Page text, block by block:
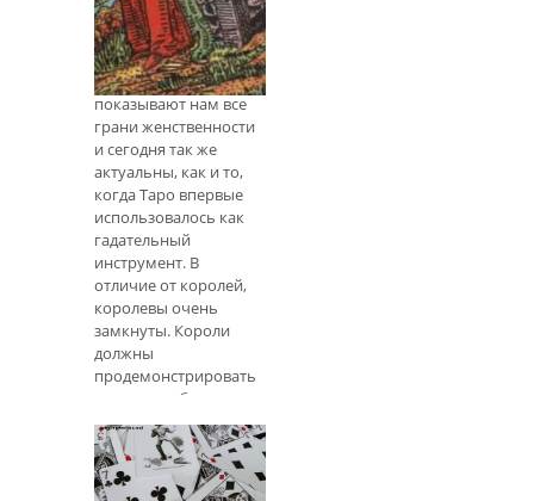
"Земля-Мать"
Королева Таро Куинс
- сложные
персонажи. Они
показывают нам все
грани женственности
и сегодня так же
актуальны, как и то,
когда Таро впервые
использовалось как
гадательный
инструмент. В
отличие от королей,
королевы очень
замкнуты. Короли
должны
продемонстрировать
свою способность
руководить и
править, тогда как
королевы знают, что
им не нужн